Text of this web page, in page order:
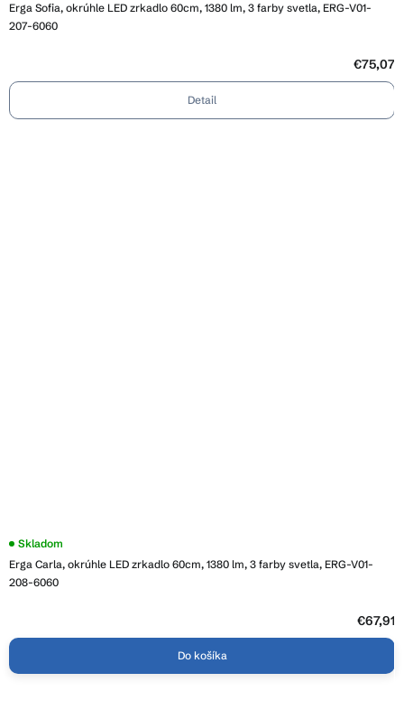
Erga Sofia, okrúhle LED zrkadlo 60cm, 1380 lm, 3 farby svetla, ERG-V01-
207-6060
produktu
je
€75,07
Detail
Erga Carla, okrúhle LED zrkadlo 60cm, 1380 lm, 3 farby svetla, ERG-V01-
208-6060
Priemerné
produktu
je
Skladom
€67,91
Do košíka